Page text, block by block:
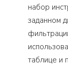
набор
заданном
таблице и